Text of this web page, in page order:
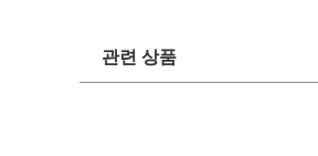
관련 상품